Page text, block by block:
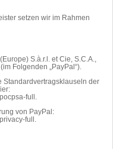
setzen wir im Rahmen
S.à.r.l. et Cie, S.C.A.,
Folgenden „PayPal“).
Standardvertragsklauseln der
full .
von PayPal:
full .